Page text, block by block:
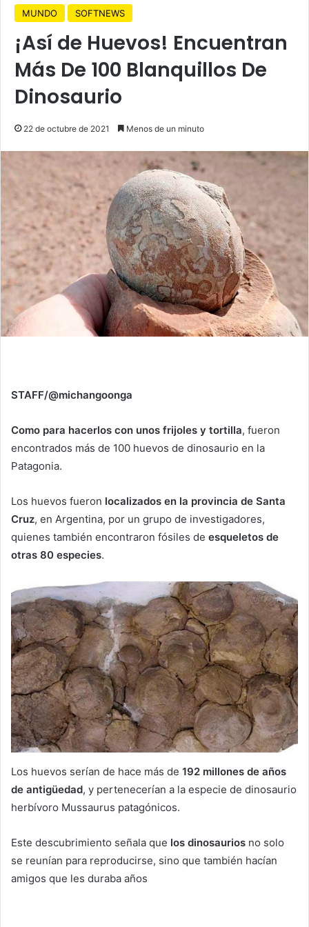
MUNDO SOFTNEWS
¡Así de Huevos! Encuentran
Más De 100 Blanquillos De
Dinosaurio
22 de octubre de 2021 Menos de un minuto
STAFF/@michangoonga
Como para hacerlos con unos frijoles y tortilla, fueron
encontrados más de 100 huevos de dinosaurio en la
Patagonia.
Los huevos fueron localizados en la provincia de Santa
Cruz, en Argentina, por un grupo de investigadores,
quienes también encontraron fósiles de esqueletos de
otras 80 especies.
Los huevos serían de hace más de 192 millones de años
de antigüedad, y pertenecerían a la especie de dinosaurio
herbívoro Mussaurus patagónicos.
Este descubrimiento señala que los dinosaurios no solo
se reunían para reproducirse, sino que también hacían
amigos que les duraba años